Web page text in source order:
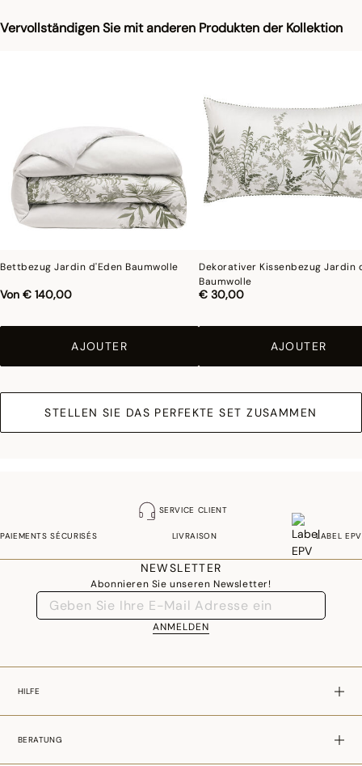
Vervollständigen Sie mit anderen Produkten der Kollektion
Bettbezug Jardin d'Eden Baumwolle
Von € 140,00
AJOUTER
Dekorativer Kissenbezug Jardin
Baumwolle
€ 30,00
AJOUTER
STELLEN SIE DAS PERFEKTE SET ZUSAMMEN
Digitaldruckverfahren aus, das eine Vielfalt an Farben und Mustern bietet.
keine perfekte Ähnlichkeit mit dem verkauften Produkt gewährleisten,
SERVICE CLIENT
PAIEMENTS SÉCURISÉS LIVRAISON LABEL EPV
NEWSLETTER
Abonnieren Sie unseren Newsletter!
ANMELDEN
HILFE
BERATUNG